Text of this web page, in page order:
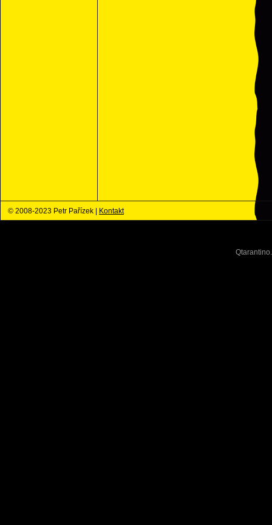
© 2008-2023 Petr Pařízek | Kontakt